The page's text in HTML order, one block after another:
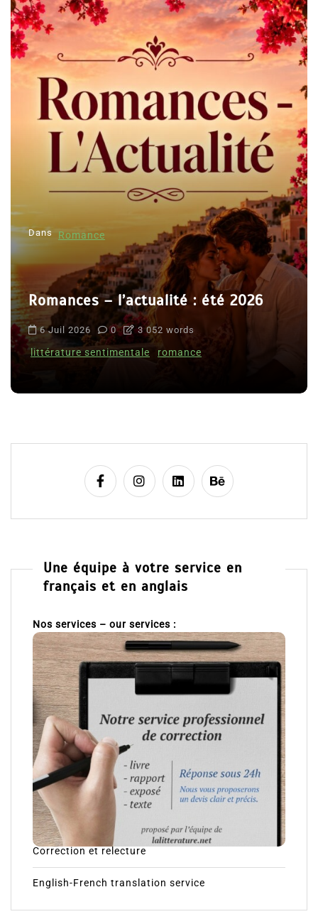
Dans Romance
Romances – l’actualité : été 2026
6 Juil 2026 0 3 052 words
littérature sentimentale romance
Une équipe à votre service en
français et en anglais
Nos services – our services :
Correction et relecture
English-French translation service